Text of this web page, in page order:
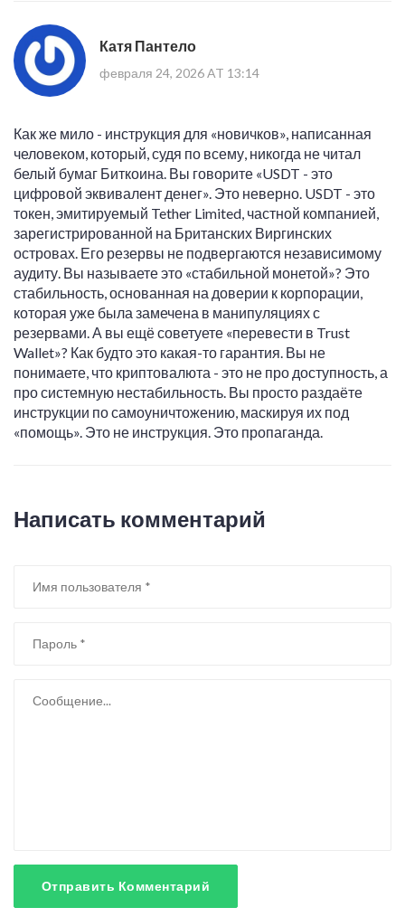
Катя Пантело
февраля 24, 2026 AT 13:14
Как же мило - инструкция для «новичков», написанная
человеком, который, судя по всему, никогда не читал
белый бумаг Биткоина. Вы говорите «USDT - это
цифровой эквивалент денег». Это неверно. USDT - это
токен, эмитируемый Tether Limited, частной компанией,
зарегистрированной на Британских Виргинских
островах. Его резервы не подвергаются независимому
аудиту. Вы называете это «стабильной монетой»? Это
стабильность, основанная на доверии к корпорации,
которая уже была замечена в манипуляциях с
резервами. А вы ещё советуете «перевести в Trust
Wallet»? Как будто это какая-то гарантия. Вы не
понимаете, что криптовалюта - это не про доступность, а
про системную нестабильность. Вы просто раздаёте
инструкции по самоуничтожению, маскируя их под
«помощь». Это не инструкция. Это пропаганда.
Написать комментарий
Отправить Комментарий